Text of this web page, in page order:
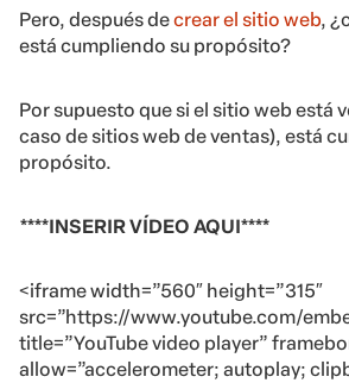
Pero, después decrear el sitio web,
está cumpliendo su propósito?
Por supuesto que si el sitio web está
caso de sitios web de ventas), está
propósito.
****INSERIR VÍDEO AQUI****
<iframe width=”560″ height=”315″
src=”https://www.youtube.com/
title=”YouTube video player”
allow=”accelerometer; autoplay;